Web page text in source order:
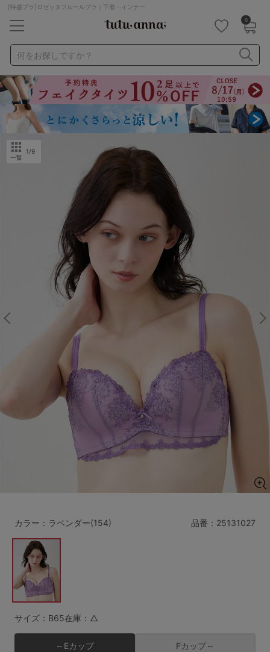
[特盛ブラ]ロゼッタフルールブラ｜下着・インナー
0
何をお探しですか？
ナイトブラ ノンワイヤー 特盛ブラ
チューブトップ
折り畳み
パジャマ ストッキング
キャミソール
ルームウェア
レッグウェア 下着
ルームウェア ライフスタイル
メンズ キッズ
マタニティ ギフトラッピング
サイズからブラを探す
A65 A70 A75
B65 B70 B75 B80
C80 C85
E75 E80 E85
F65 F70 F75
G65
H70 H75
SS
L LL
すべてのサイズを表示する
～999円
2,000～2,999円
4,000円～
一覧
1/9
品番： 25131027
カラー：ラベンダー(154)
サイズ：B65在庫：△
～Eカップ Fカップ～